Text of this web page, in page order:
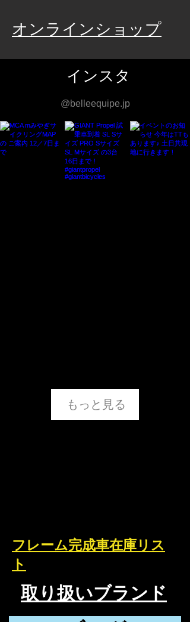
オンラインショップ
インスタ
@belleequipe.jp
もっと見る
フレーム完成車在庫リス
ト
取り扱いブランド